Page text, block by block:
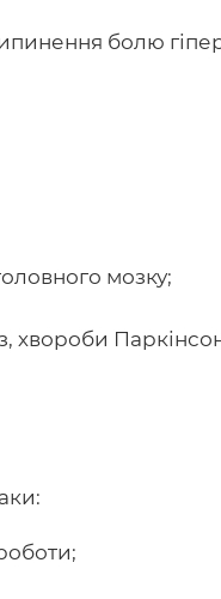
болю
мозку;
хвороби